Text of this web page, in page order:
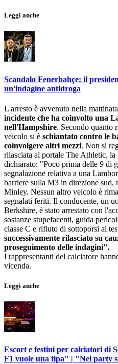
Leggi anche
Scandalo Fenerbahçe: il
un'indagine antidroga
L'arresto è avvenuto nella
incidente che ha coinvolto una
nell'Hampshire. Secondo quanto
veicolo si è schiantato contro le
coinvolgere altri mezzi. Non si
rilasciata al portale The Athletic,
dichiarato: "Poco prima delle 9 di
segnalazione relativa a una
barriere sulla M3 in direzione sud,
Minley. Nessun altro veicolo è
segnalati feriti. Il conducente, un
Berkshire, è stato arrestato con
sostanze stupefacenti, guida
classe C e rifiuto di sottoporsi al
successivamente rilasciato su
proseguimento delle indagini".
I rappresentanti del calciatore
vicenda.
Leggi anche
Escort e festini per calciatori di
F1 vuole una tipa" | "Nei party